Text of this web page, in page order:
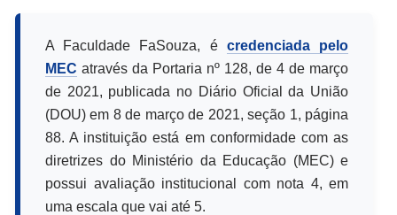
A Faculdade FaSouza, é credenciada pelo
MEC através da Portaria nº 128, de 4 de março
de 2021, publicada no Diário Oficial da União
(DOU) em 8 de março de 2021, seção 1, página
88. A instituição está em conformidade com as
diretrizes do Ministério da Educação (MEC) e
possui avaliação institucional com nota 4, em
uma escala que vai até 5.